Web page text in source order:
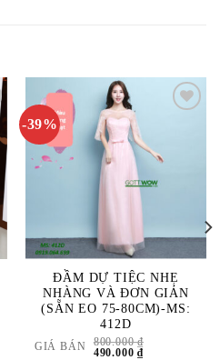
-39%
TO
ĐẦM DỰ TIỆC NHẸ
NHÀNG VÀ ĐƠN GIẢN
(SẴN EO 75-80CM)-MS:
412D
GIÁ BÁN 800.000₫
GIÁ
490.000₫